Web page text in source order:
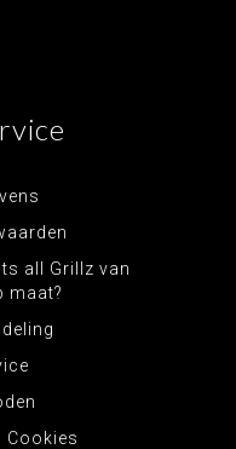
all Grillz van
maat?
Cookies